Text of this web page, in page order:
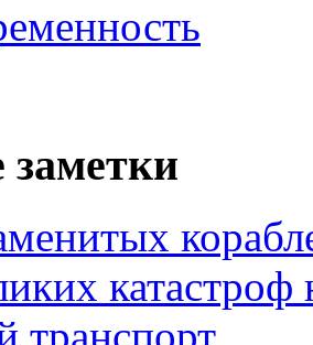
заметки
катастроф
транспорт